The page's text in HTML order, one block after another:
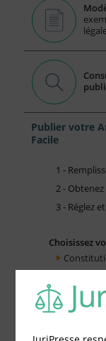
Publier votre
Facile
1 -
2 -
3 - Réglez
Choisissez
Fonds